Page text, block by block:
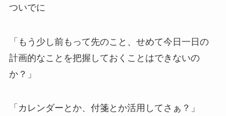
ついでに
「もう少し前もって先のこと、せめて今日一日の
計画的なことを把握しておくことはできないの
か？」
「カレンダーとか、付箋とか活用してさぁ？」